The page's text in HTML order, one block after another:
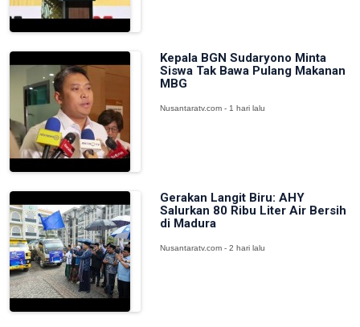
Kepala BGN Sudaryono Minta
Siswa Tak Bawa Pulang Makanan
MBG
Nusantaratv.com - 1 hari lalu
Gerakan Langit Biru: AHY
Salurkan 80 Ribu Liter Air Bersih
di Madura
Nusantaratv.com - 2 hari lalu